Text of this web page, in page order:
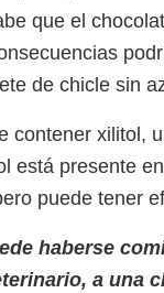
que el
de chicle sin
contener xilitol,
está presente
puede tener
haberse
a una